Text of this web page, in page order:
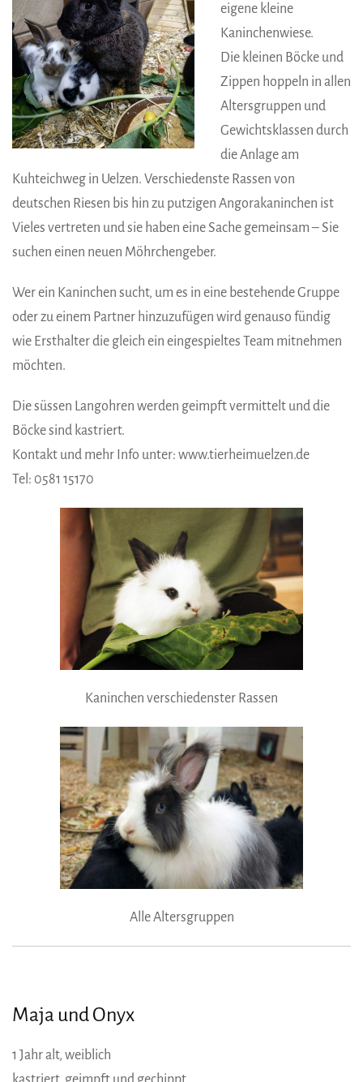
eigene kleine
Kaninchenwiese.
Die kleinen Böcke und
Zippen hoppeln in allen
Altersgruppen und
Gewichtsklassen durch
die Anlage am
Kuhteichweg in Uelzen. Verschiedenste Rassen von
deutschen Riesen bis hin zu putzigen Angorakaninchen ist
Vieles vertreten und sie haben eine Sache gemeinsam – Sie
suchen einen neuen Möhrchengeber.
Wer ein Kaninchen sucht, um es in eine bestehende Gruppe
oder zu einem Partner hinzuzufügen wird genauso fündig
wie Ersthalter die gleich ein eingespieltes Team mitnehmen
möchten.
Die süssen Langohren werden geimpft vermittelt und die
Böcke sind kastriert.
Kontakt und mehr Info unter: www.tierheimuelzen.de
Tel: 0581 15170
Kaninchen verschiedenster Rassen
Alle Altersgruppen
Maja und Onyx
1 Jahr alt, weiblich